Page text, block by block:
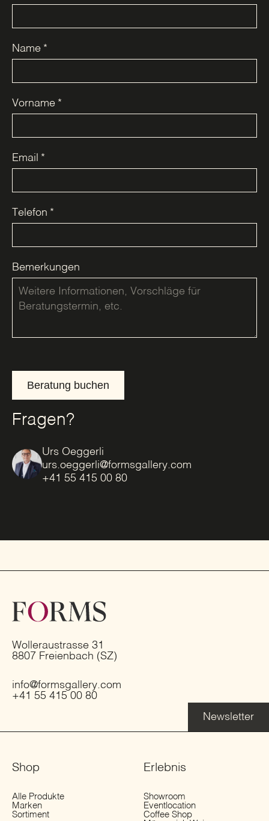
Name *
Vorname *
Email *
Telefon *
Bemerkungen
Beratung buchen
Fragen?
Urs Oeggerli
urs.oeggerli@formsgallery.com
+41 55 415 00 80
Wolleraustrasse 31
8807 Freienbach (SZ)
info@formsgallery.com
+41 55 415 00 80
Newsletter
Shop
Alle Produkte
Marken
Sortiment
Erlebnis
Showroom
Eventlocation
Coffee Shop